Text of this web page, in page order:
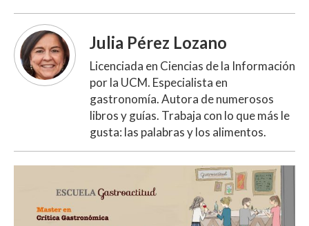
Julia Pérez Lozano
Licenciada en Ciencias de la Información
por la UCM. Especialista en
gastronomía. Autora de numerosos
libros y guías. Trabaja con lo que más le
gusta: las palabras y los alimentos.